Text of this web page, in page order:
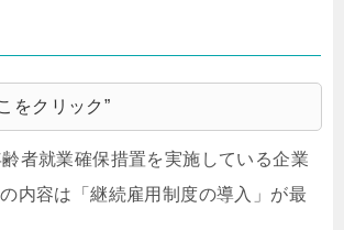
をクリック”
者就業確保措置を実施している企業
内容は「継続雇用制度の導入」が最